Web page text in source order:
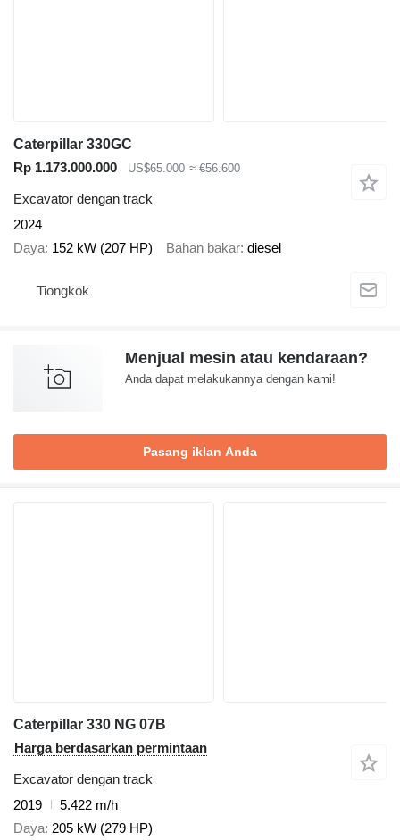
Caterpillar 330GC
Rp 1.173.000.000
US$65.000 ≈ €56.600
Excavator dengan track
2024
Daya 152 kW (207 HP) Bahan bakar diesel
Tiongkok
Menjual mesin atau kendaraan?
Anda dapat melakukannya dengan kami!
Pasang iklan Anda
Caterpillar 330 NG 07B
Harga berdasarkan permintaan
Excavator dengan track
2019
5.422 m/h
Daya 205 kW (279 HP)